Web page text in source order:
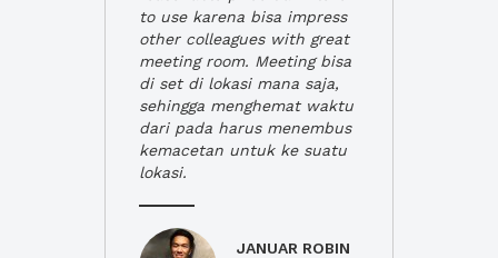
to use karena bisa impress
other colleagues with great
meeting room. Meeting bisa
di set di lokasi mana saja,
sehingga menghemat waktu
dari pada harus menembus
kemacetan untuk ke suatu
lokasi.
JANUAR ROBIN